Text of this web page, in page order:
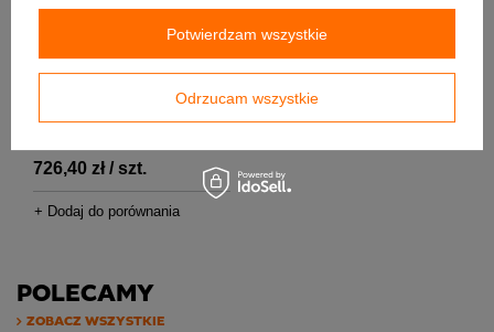
Akumulacyjny zestaw boczny
KV 02 do wkładów kominkowych
726,40 zł / szt.
+ Dodaj do porównania
POLECAMY
ZOBACZ WSZYSTKIE
Odrzucam wszystkie
Potwierdzam wszystkie